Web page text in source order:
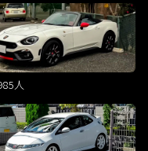
人